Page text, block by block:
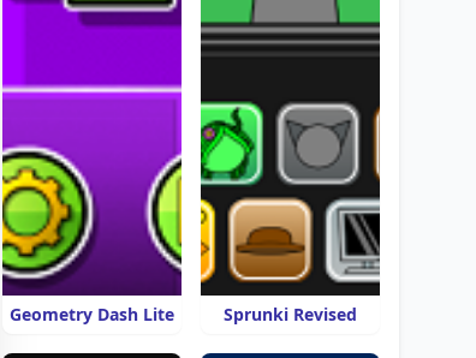
Geometry Dash Lite Sprunki Revised